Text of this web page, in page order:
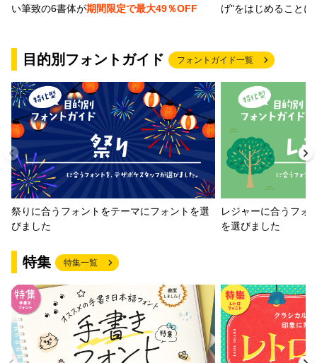
い筆致の6書体が期間限定で最大49％OFF
げ"をはじめること
目的別フォントガイド フォントガイド一覧
祭りに合うフォントをテーマにフォントを選
びました
レジャーに合うフォ
を選びました
特集 特集一覧